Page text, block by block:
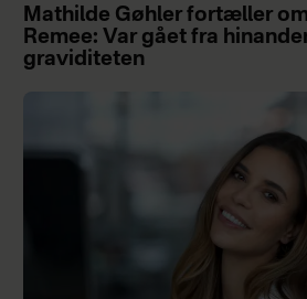
Mathilde Gøhler fortæller
Remee: Var gået fra
graviditeten